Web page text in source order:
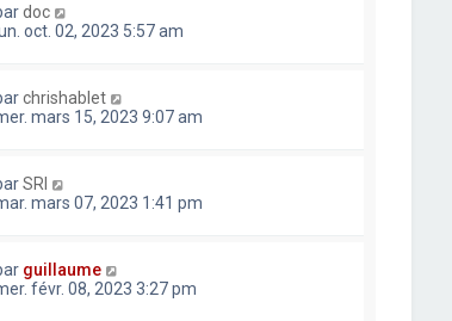
doc
oct. 02, 2023 5:57 am
chrishablet
mars 15, 2023 9:07 am
SRI
mars 07, 2023 1:41 pm
guillaume
févr. 08, 2023 3:27 pm